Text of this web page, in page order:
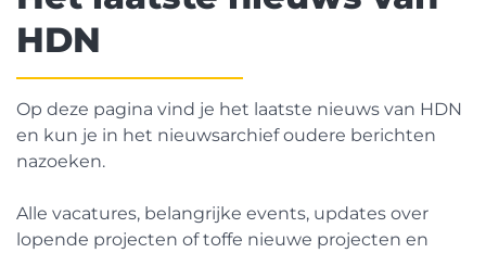
HDN
Op deze pagina vind je het laatste nieuws van HDN
en kun je in het nieuwsarchief oudere berichten
nazoeken.
Alle vacatures, belangrijke events, updates over
lopende projecten of toffe nieuwe projecten en